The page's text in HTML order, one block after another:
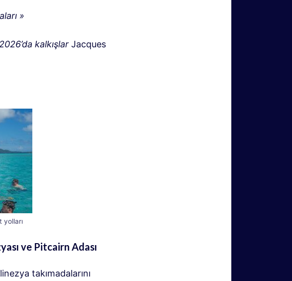
»
kalkışlar Jacques
yolları
ve Pitcairn Adası
takımadalarını